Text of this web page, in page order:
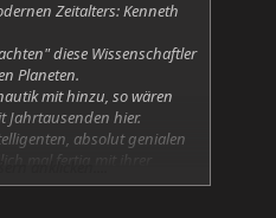
Zeitalters: Kenneth
diese Wissenschaftler
Planeten.
mit hinzu, so wären
Jahrtausenden hier.
absolut genialen
mal fertig mit ihrer